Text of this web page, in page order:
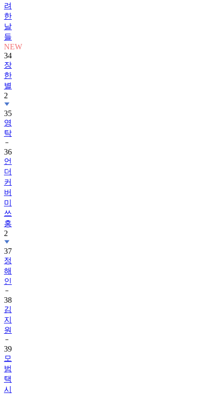
려
한
날
들
NEW
34
장
한
별
2
35
영
탁
36
언
더
커
버
미
쓰
홍
2
37
정
해
인
38
김
지
원
39
모
범
택
시